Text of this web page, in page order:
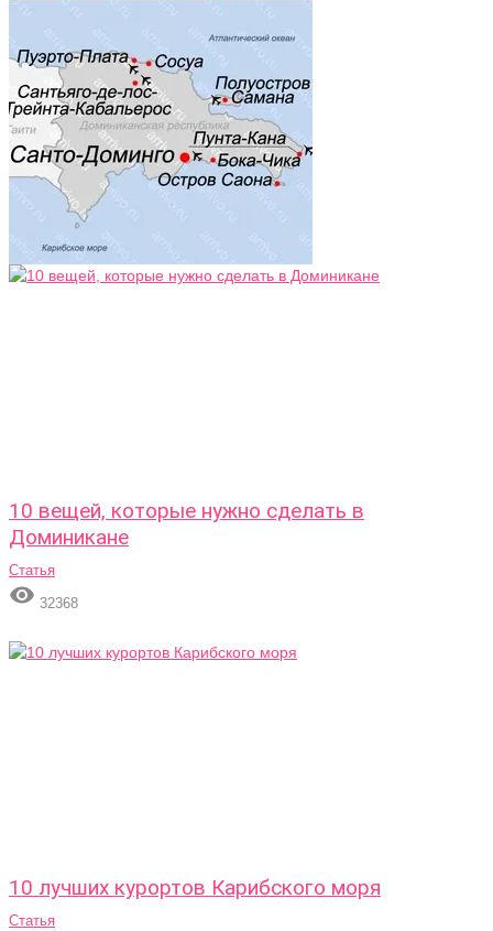
10 вещей, которые нужно сделать в
Доминикане
Статья
 32368
10 лучших курортов Карибского моря
Статья